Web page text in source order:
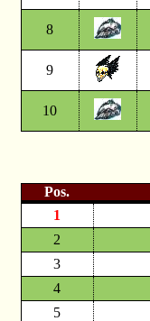
8
9
10
Pos.
1
2
3
4
5